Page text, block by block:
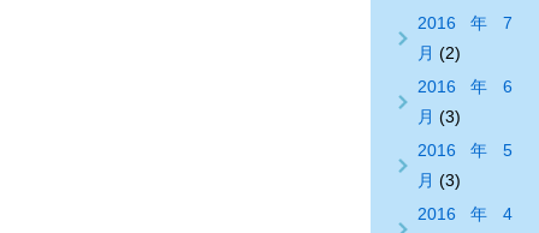
2016年7
月 (2)
2016年6
月 (3)
2016年5
月 (3)
2016年4